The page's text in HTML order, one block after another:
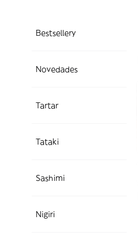
Bestsellery
Novedades
Tartar
Tataki
Sashimi
Nigiri